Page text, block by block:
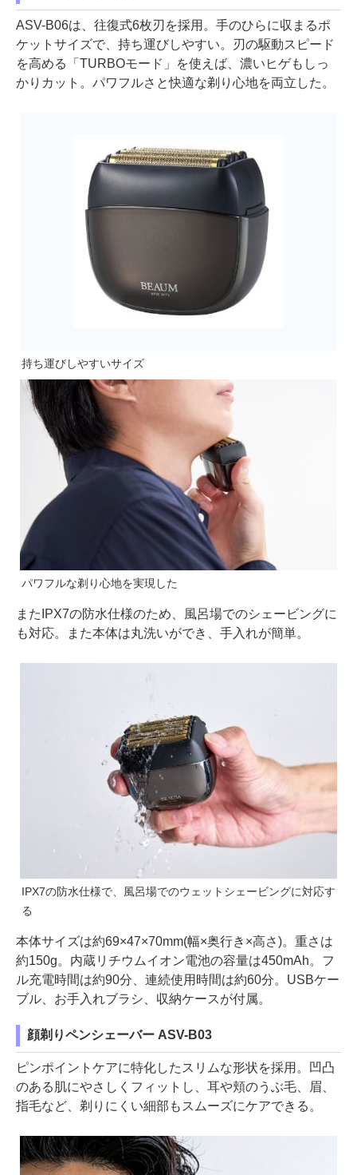
ASV-B06は、往復式6枚刃を採用。手のひらに収まるポ
ケットサイズで、持ち運びしやすい。刃の駆動スピード
を高める「TURBOモード」を使えば、濃いヒゲもしっ
かりカット。パワフルさと快適な剃り心地を両立した。
持ち運びしやすいサイズ
パワフルな剃り心地を実現した
またIPX7の防水仕様のため、風呂場でのシェービングに
も対応。また本体は丸洗いができ、手入れが簡単。
IPX7の防水仕様で、風呂場でのウェットシェービングに対応す
る
本体サイズは約69×47×70mm(幅×奥行き×高さ)。重さは
約150g。内蔵リチウムイオン電池の容量は450mAh。フ
ル充電時間は約90分、連続使用時間は約60分。USBケー
ブル、お手入れブラシ、収納ケースが付属。
顔剃りペンシェーバー ASV-B03
ピンポイントケアに特化したスリムな形状を採用。凹凸
のある肌にやさしくフィットし、耳や頬のうぶ毛、眉、
指毛など、剃りにくい細部もスムーズにケアできる。